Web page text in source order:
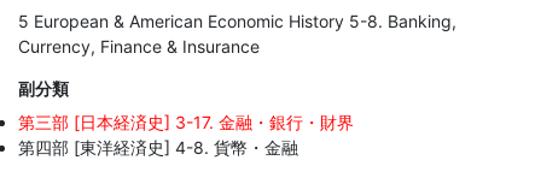
5 European & American Economic History 5-8. Banking,
Currency, Finance & Insurance
副分類
第三部 [日本経済史] 3-17. 金融・銀行・財界
第四部 [東洋経済史] 4-8. 貨幣・金融